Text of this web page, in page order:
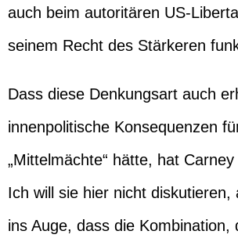
auch beim autoritären US-
seinem Recht des Stärkeren
Dass diese Denkungsart auch
innenpolitische Konsequenzen
„Mittelmächte“ hätte, hat
Ich will sie hier nicht diskutieren,
ins Auge, dass die Kombination,